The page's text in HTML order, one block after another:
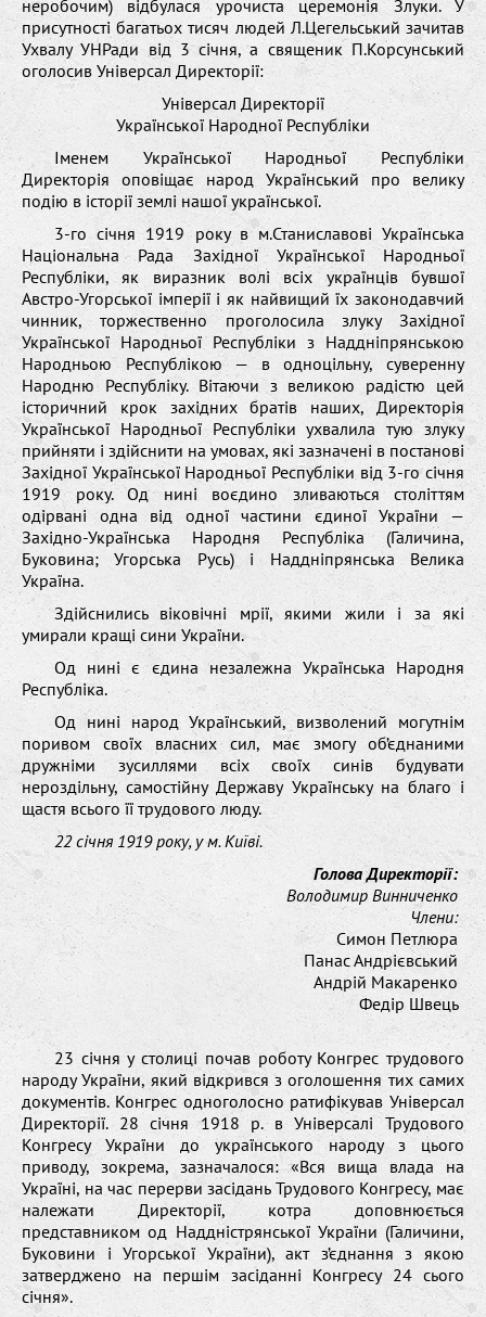
неробочим) відбулася урочиста церемонія Злуки. У
присутності багатьох тисяч людей Л.Цегельський зачитав
Ухвалу УНРади від 3 січня, а священик П.Корсунський
оголосив Універсал Директорії:
Універсал Директорії
Української Народної Республіки
Іменем Української Народньої Республіки
Директорія оповіщає народ Український про велику
подію в історії землі нашої української.
3-го січня 1919 року в м.Станиславові Українська
Національна Рада Західної Української Народньої
Республіки, як виразник волі всіх українців бувшої
Австро-Угорської імперії і як найвищий їх законодавчий
чинник, торжественно проголосила злуку Західної
Української Народньої Республіки з Наддніпрянською
Народньою Республікою — в одноцільну, суверенну
Народню Республіку. Вітаючи з великою радістю цей
історичний крок західних братів наших, Директорія
Української Народньої Республіки ухвалила тую злуку
прийняти і здійснити на умовах, які зазначені в постанові
Західної Української Народньої Республіки від 3-го січня
1919 року. Од нині воєдино зливаються століттям
одірвані одна від одної частини єдиної України —
Західно-Українська Народня Республіка (Галичина,
Буковина; Угорська Русь) і Наддніпрянська Велика
Україна.
Здійснились віковічні мрії, якими жили і за які
умирали кращі сини України.
Од нині є єдина незалежна Українська Народня
Республіка.
Од нині народ Український, визволений могутнім
поривом своїх власних сил, має змогу об’єднаними
дружніми зусиллями всіх своїх синів будувати
нероздільну, самостійну Державу Українську на благо і
щастя всього її трудового люду.
22 січня 1919 року, у м. Київі.
Голова Директорії:
Володимир Винниченко
Члени:
Симон Петлюра
Панас Андрієвський
Андрій Макаренко
Федір Швець
23 січня у столиці почав роботу Конгрес трудового
народу України, який відкрився з оголошення тих самих
документів. Конгрес одноголосно ратифікував Універсал
Директорії. 28 січня 1918 р. в Універсалі Трудового
Конгресу України до українського народу з цього
приводу, зокрема, зазначалося: «Вся вища влада на
Україні, на час перерви засідань Трудового Конгресу, має
належати Директорії, котра доповнюється
представником од Наддністрянської України (Галичини,
Буковини і Угорської України), акт з’єднання з якою
затверджено на першім засіданні Конгресу 24 сього
січня».